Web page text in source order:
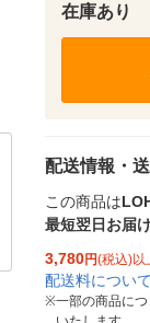
在庫あり
配送情報・
この商品は
最短翌日お届
3,780円(税込)以
配送料について
※一部の商品に